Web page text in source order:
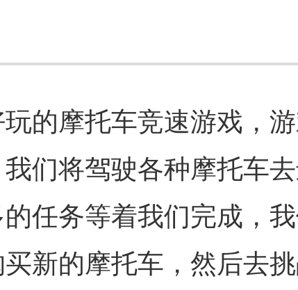
的摩托车竞速游戏，
们将驾驶各种摩托车
任务等着我们完成，
新的摩托车，然后去